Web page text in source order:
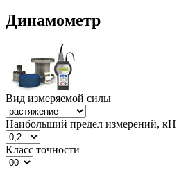
Динамометр
Вид измеряемой силы
Наибольший предел измерений, кН
Класс точности